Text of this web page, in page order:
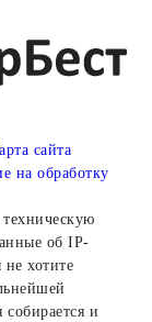
сайта
на обработку
об IP-
хотите
и